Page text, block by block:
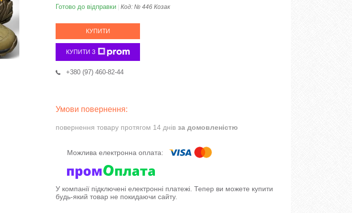
Готово до відправки Код: № 446 Козак
КУПИТИ
КУПИТИ З
+380 (97) 460-82-44
повернення товару протягом 14 днів за домовленістю
У компанії підключені електронні платежі. Тепер ви можете купити
будь-який товар не покидаючи сайту.